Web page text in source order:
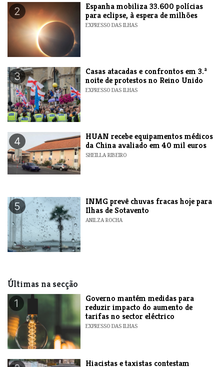
2
Espanha mobiliza 33.600 polícias
para eclipse, à espera de milhões
EXPRESSO DAS ILHAS
3
Casas atacadas e confrontos em 3.ª
noite de protestos no Reino Unido
EXPRESSO DAS ILHAS
4
HUAN recebe equipamentos médicos
da China avaliado em 40 mil euros
SHEILLA RIBEIRO
5
INMG prevê chuvas fracas hoje para
Ilhas de Sotavento
ANILZA ROCHA
Últimas na secção
1
Governo mantém medidas para
reduzir impacto do aumento de
tarifas no sector eléctrico
EXPRESSO DAS ILHAS
Hiacistas e taxistas contestam